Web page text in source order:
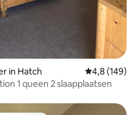
in Hatch
4,8 (149)
1 queen 2 slaapplaatsen